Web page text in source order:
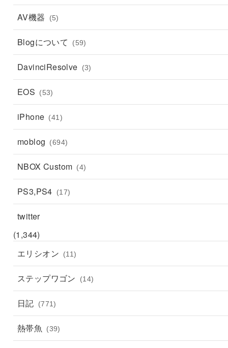
AV機器 (5)
Blogについて (59)
DavinciResolve (3)
EOS (53)
iPhone (41)
moblog (694)
NBOX Custom (4)
PS3,PS4 (17)
twitter
(1,344)
エリシオン
(11)
ステップワゴン (14)
日記 (771)
熱帯魚 (39)